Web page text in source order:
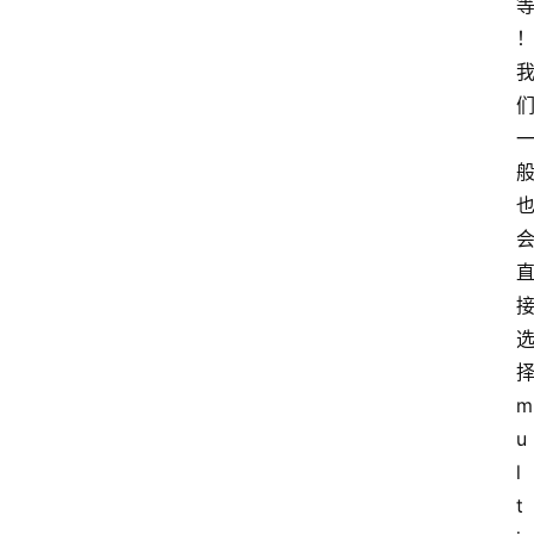
等
！
我
们
一
般
也
会
直
接
选
择
m
u
l
t